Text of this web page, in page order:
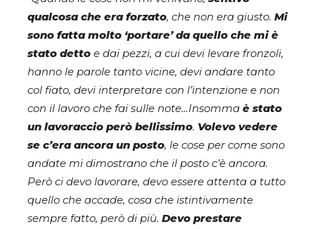
qualcosa che era forzato, che non era giusto. Mi
sono fatta molto ‘portare’ da quello che mi è
stato detto e dai pezzi, a cui devi levare fronzoli,
hanno le parole tanto vicine, devi andare tanto
col fiato, devi interpretare con l’intenzione e non
con il lavoro che fai sulle note…Insomma è stato
un lavoraccio però bellissimo. Volevo vedere
se c’era ancora un posto, le cose per come sono
andate mi dimostrano che il posto c’è ancora.
Però ci devo lavorare, devo essere attenta a tutto
quello che accade, cosa che istintivamente
sempre fatto, però di più. Devo prestare